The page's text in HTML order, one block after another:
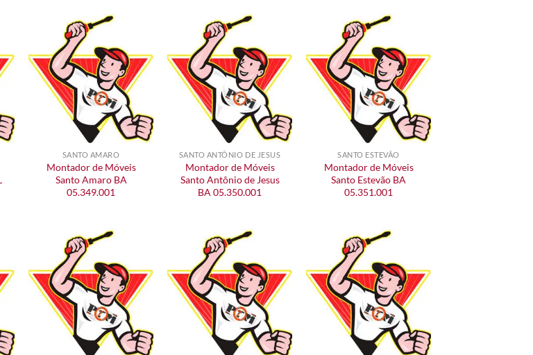
SANTO AMARO
Montador de Móveis
Santo Amaro BA
05.349.001
SANTO ANTÔNIO DE JESUS
Montador de Móveis
Santo Antônio de Jesus
BA 05.350.001
SANTO ESTEVÃO
Montador de Móveis
Santo Estevão BA
05.351.001